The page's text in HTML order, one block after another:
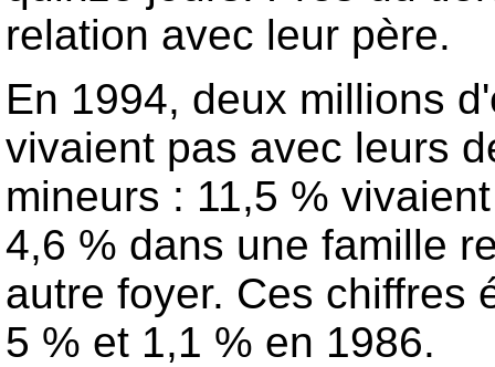
relation avec leur père.
En 1994, deux millions
vivaient pas avec leurs
mineurs : 11,5 %
4,6 % dans une famille
autre foyer. Ces chiffres
5 % et 1,1 % en 1986.